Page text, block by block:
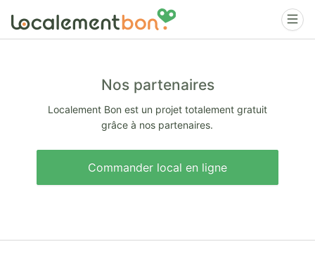
Nos partenaires
Localement Bon est un projet totalement gratuit
grâce à nos partenaires.
Commander local en ligne